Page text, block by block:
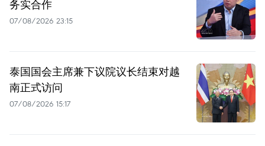
务实合作
07/08/2026 23:15
泰国国会主席兼下议院议长结束对越
南正式访问
07/08/2026 15:17